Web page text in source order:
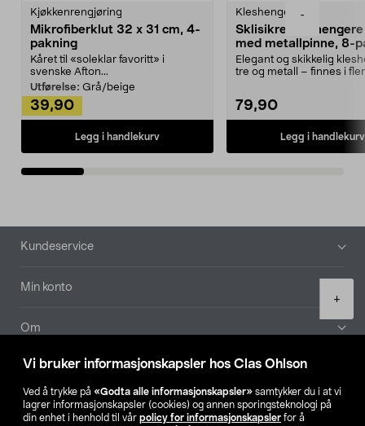
Vi bruker informasjonskapsler hos Clas Ohlson
Ved å trykke på «Godta alle informasjonskapsler» samtykker du i at vi
lagrer informasjonskapsler (cookies) og annen sporingsteknologi på
din enhet i henhold til vår policy for informasjonskapsler for å
-
+
Kjøkkenrengjøring
Mikrofiberklut 32 x 31 cm, 4-
pakning
Kåret til «soleklar favoritt» i
svenske Afton...
Utførelse: Grå/beige
39,90
Legg i handlekurv
Kleshengere
Sklisikre
med metallpinne, 8-
Elegant og skikkelig
tre og metall – finnes i
79,90
Legg i handlekurv
Bunntekst
Kundeservice
Min konto
Om
Aktuelt
Våre selskaper